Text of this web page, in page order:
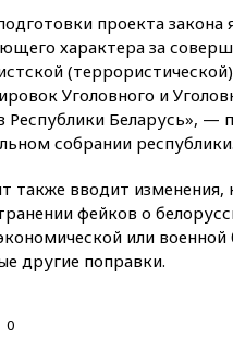
проекта закона
характера за
Уголовного и
Республики Беларусь», —
собрании республики.
также вводит изменения,
фейков о
или военной
другие поправки.
0